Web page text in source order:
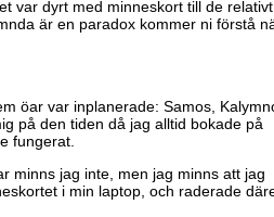
var dyrt med minneskort till de relativt
är en paradox kommer ni förstå
öar var inplanerade: Samos,
på den tiden då jag alltid bokade på
fungerat.
minns jag inte, men jag minns att jag
i min laptop, och raderade